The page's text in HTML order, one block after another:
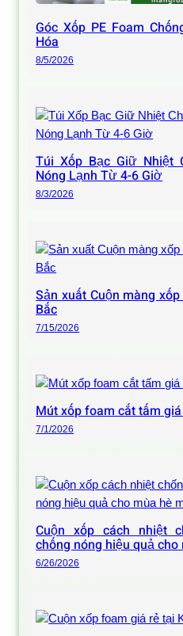
Góc Xốp PE Foam
Hóa
8/5/2026
Túi Xốp Bạc Giữ Nhiệt
Nóng Lạnh Từ 4-6 Giờ
8/3/2026
Sản xuất Cuộn màng
Bắc
7/15/2026
Mút xốp foam cắt tấm
7/1/2026
Cuộn xốp cách nhiệt
chống nóng hiệu quả
6/26/2026